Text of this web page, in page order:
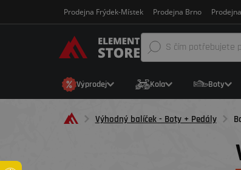
Prodejna Frýdek-Místek Prodejna Brno
Výprodej Kola Boty
Výhodný balíček - Boty + Pedály